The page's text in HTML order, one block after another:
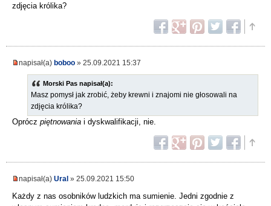
zdjęcia królika?
napisał(a) boboo » 25.09.2021 15:37
Morski Pas napisał(a):
Masz pomysł jak zrobić, żeby krewni i znajomi nie głosowali na
zdjęcia królika?
Oprócz piętnowania i dyskwalifikacji, nie.
napisał(a) Ural » 25.09.2021 15:50
Każdy z nas osobników ludzkich ma sumienie. Jedni zgodnie z